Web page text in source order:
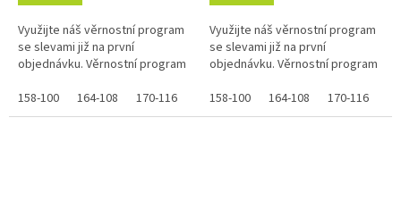
Využijte náš věrnostní program
se slevami již na první
objednávku. Věrnostní program
158-100
164-108 170-116
Využijte náš věrnostní program
se slevami již na první
objednávku. Věrnostní program
158-100
164-108 170-116